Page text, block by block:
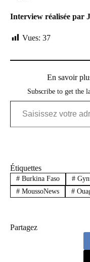
Interview réalisée par
Vues: 37
En savoir
Subscribe to get the
Saisissez votre adresse e-mail…
Étiquettes
#Burkina Faso #
#MoussoNews #
Partagez